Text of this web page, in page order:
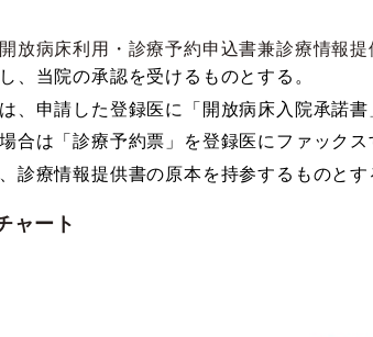
開放病床利用・診療予約申込書兼診療情報提
、当院の承認を受けるものとする。
、申請した登録医に「開放病床入院承諾
合は「診療予約票」を登録医にファックス
診療情報提供書の原本を持参するものとす
ャート